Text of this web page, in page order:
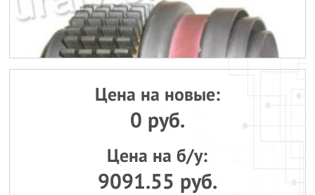
Цена на новые:
0 руб.
Цена на б/у:
9091.55 руб.